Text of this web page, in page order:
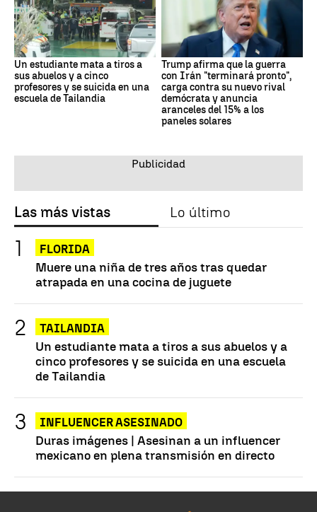
Un estudiante mata a tiros a
sus abuelos y a cinco
profesores y se suicida en una
escuela de Tailandia
Trump afirma que la guerra
con Irán "terminará pronto",
carga contra su nuevo rival
demócrata y anuncia
aranceles del 15% a los
paneles solares
Las más vistas Lo último
FLORIDA
Muere una niña de tres años tras quedar
atrapada en una cocina de juguete
TAILANDIA
Un estudiante mata a tiros a sus abuelos y a
cinco profesores y se suicida en una escuela
de Tailandia
INFLUENCER ASESINADO
Duras imágenes | Asesinan a un influencer
mexicano en plena transmisión en directo